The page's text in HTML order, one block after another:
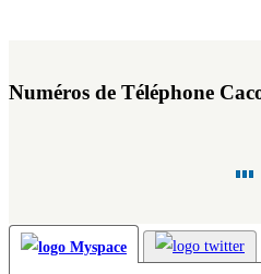
Numéros de Téléphone